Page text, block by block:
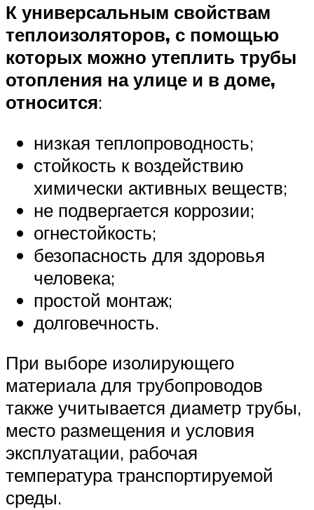
К универсальным свойствам
теплоизоляторов, с помощью
которых можно утеплить трубы
отопления на улице и в доме,
относится:
низкая теплопроводность;
стойкость к воздействию
химически активных веществ;
не подвергается коррозии;
огнестойкость;
безопасность для здоровья
человека;
простой монтаж;
долговечность.
При выборе изолирующего
материала для трубопроводов
также учитывается диаметр трубы,
место размещения и условия
эксплуатации, рабочая
температура транспортируемой
среды.